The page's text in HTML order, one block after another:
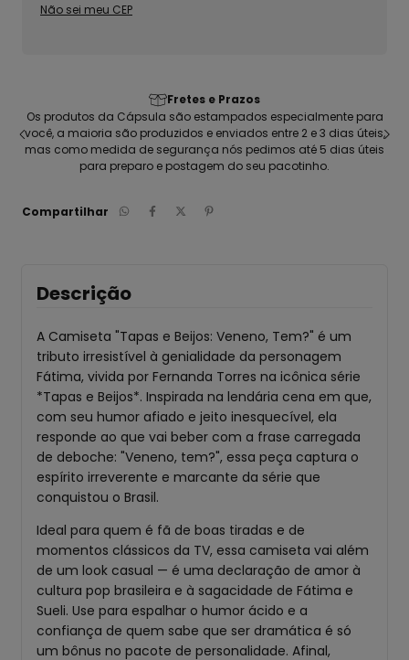
Não sei meu CEP
Qualidade garantida: Estampas e Material
Camisetas com malha 100% algodão sustentável, refinada e
penteada; Estampada em silk digital de alta fidelidade, Produto
vegano, totalmente feito no Brasil
Compartilhar
Descrição
A Camiseta "Tapas e Beijos: Veneno, Tem?" é um
tributo irresistível à genialidade da personagem
Fátima, vivida por Fernanda Torres na icônica série
*Tapas e Beijos*. Inspirada na lendária cena em que,
com seu humor afiado e jeito inesquecível, ela
responde ao que vai beber com a frase carregada
de deboche: "Veneno, tem?", essa peça captura o
espírito irreverente e marcante da série que
conquistou o Brasil.
Ideal para quem é fã de boas tiradas e de
momentos clássicos da TV, essa camiseta vai além
de um look casual — é uma declaração de amor à
cultura pop brasileira e à sagacidade de Fátima e
Sueli. Use para espalhar o humor ácido e a
confiança de quem sabe que ser dramática é só
um bônus no pacote de personalidade. Afinal,